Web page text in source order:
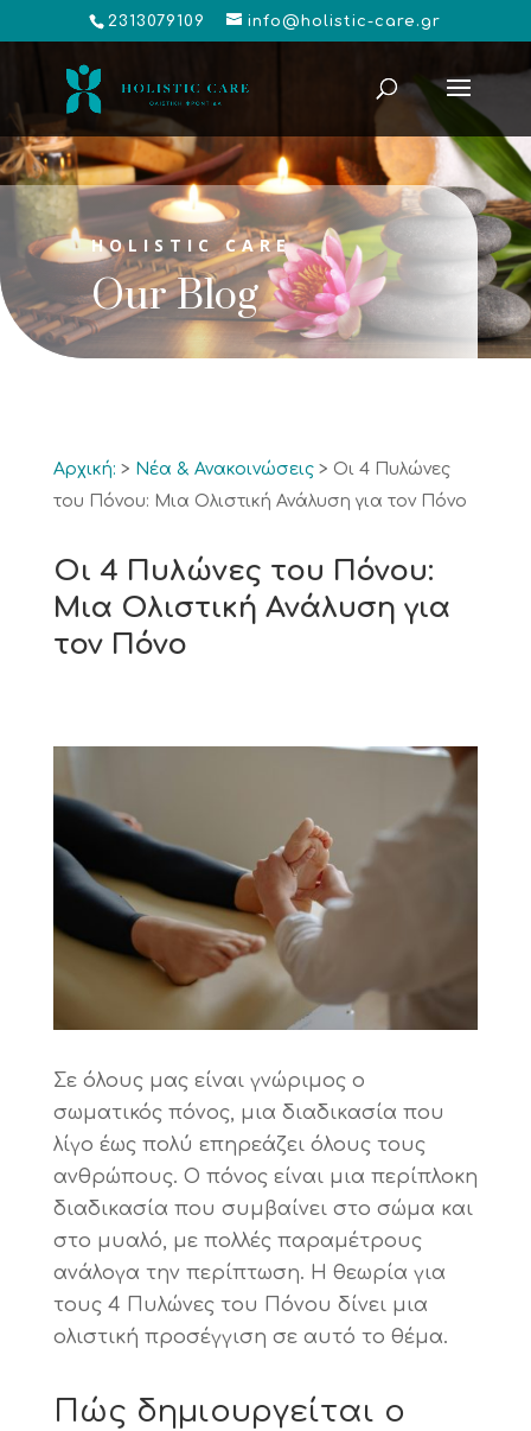
2313079109 info@holistic-care.gr
HOLISTIC CARE
Our Blog
Αρχική: > Νέα & Ανακοινώσεις> Οι 4 Πυλώνες
του Πόνου: Μια Ολιστική Ανάλυση για τον Πόνο
Οι 4 Πυλώνες του Πόνου:
Μια Ολιστική Ανάλυση για
τον Πόνο
Σε όλους μας είναι γνώριμος ο
σωματικός πόνος, μια διαδικασία που
λίγο έως πολύ επηρεάζει όλους τους
ανθρώπους. Ο πόνος είναι μια περίπλοκη
διαδικασία που συμβαίνει στο σώμα και
στο μυαλό, με πολλές παραμέτρους
ανάλογα την περίπτωση. Η θεωρία για
τους 4 Πυλώνες του Πόνου δίνει μια
ολιστική προσέγγιση σε αυτό το θέμα.
Πώς δημιουργείται ο